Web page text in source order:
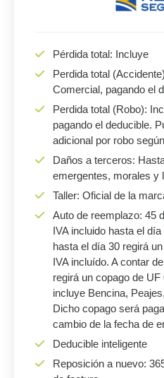
Pérdida total: Incluye
Perdida total
Comercial, pagando el
Perdida total (Robo):
pagando el deducible.
adicional por robo
Daños a terceros:
emergentes, morales y
Taller: Oficial de la
Auto de reemplazo: 45
IVA incluido hasta el
hasta el día 30 regirá
IVA incluído. A contar
regirá un copago de
incluye Bencina,
Dicho copago será
cambio de la fecha de
Deducible inteligente
Reposición a nuevo: